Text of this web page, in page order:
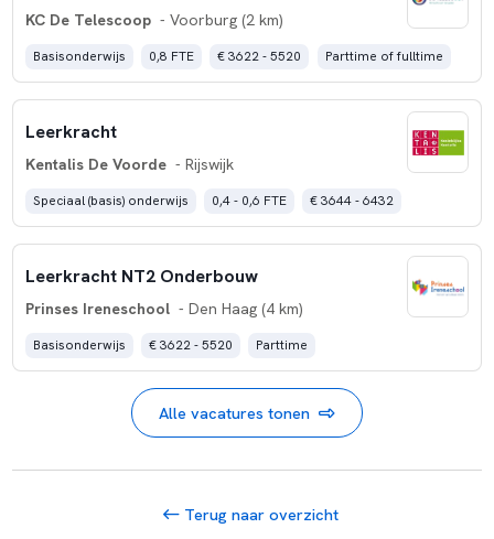
KC De Telescoop - Voorburg (2 km)
Basisonderwijs 0,8 FTE € 3622 - 5520 Parttime of fulltime
Leerkracht
Kentalis De Voorde - Rijswijk
Speciaal (basis) onderwijs 0,4 - 0,6 FTE € 3644 - 6432
Leerkracht NT2 Onderbouw
Prinses Ireneschool - Den Haag (4 km)
Basisonderwijs € 3622 - 5520 Parttime
Alle vacatures tonen
Terug naar overzicht